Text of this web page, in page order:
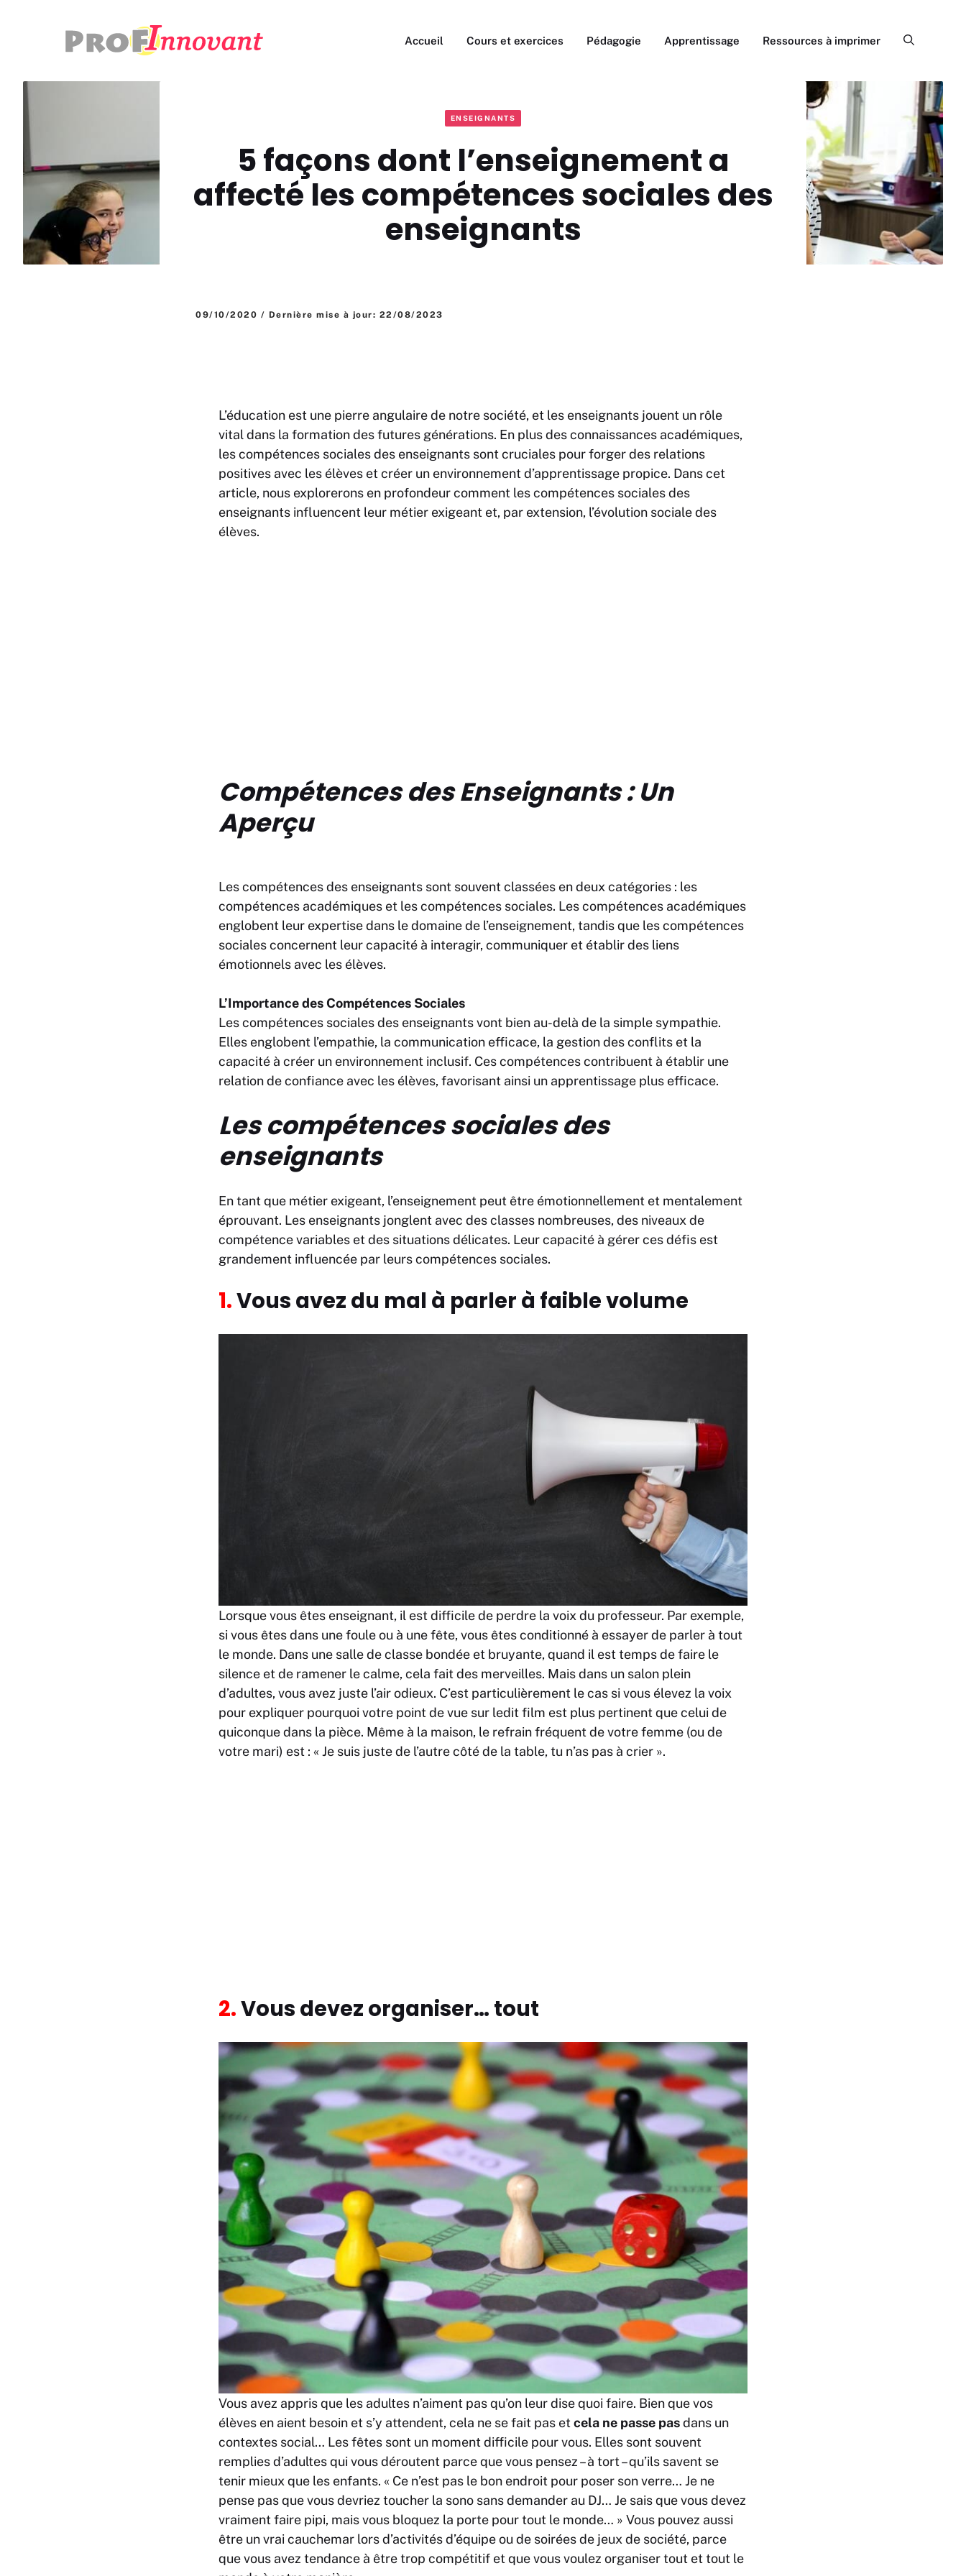
Accueil Cours et exercices Pédagogie Apprentissage Ressources à imprimer
ENSEIGNANTS
5 façons dont l’enseignement a
affecté les compétences sociales des
enseignants
09/10/2020 / Dernière mise à jour: 22/08/2023
L’éducation est une pierre angulaire de notre société, et les enseignants jouent un rôle
vital dans la formation des futures générations. En plus des connaissances académiques,
les compétences sociales des enseignants sont cruciales pour forger des relations
positives avec les élèves et créer un environnement d’apprentissage propice. Dans cet
article, nous explorerons en profondeur comment les compétences sociales des
enseignants influencent leur métier exigeant et, par extension, l’évolution sociale des
élèves.
Compétences des Enseignants : Un
Aperçu
Les compétences des enseignants sont souvent classées en deux catégories : les
compétences académiques et les compétences sociales. Les compétences académiques
englobent leur expertise dans le domaine de l’enseignement, tandis que les compétences
sociales concernent leur capacité à interagir, communiquer et établir des liens
émotionnels avec les élèves.
L’Importance des Compétences Sociales
Les compétences sociales des enseignants vont bien au-delà de la simple sympathie.
Elles englobent l’empathie, la communication efficace, la gestion des conflits et la
capacité à créer un environnement inclusif. Ces compétences contribuent à établir une
relation de confiance avec les élèves, favorisant ainsi un apprentissage plus efficace.
Les compétences sociales des
enseignants
En tant que métier exigeant, l’enseignement peut être émotionnellement et mentalement
éprouvant. Les enseignants jonglent avec des classes nombreuses, des niveaux de
compétence variables et des situations délicates. Leur capacité à gérer ces défis est
grandement influencée par leurs compétences sociales.
1.Vous avez du mal à parler à faible volume
Lorsque vous êtes enseignant, il est difficile de perdre la voix du professeur. Par exemple,
si vous êtes dans une foule ou à une fête, vous êtes conditionné à essayer de parler à tout
le monde. Dans une salle de classe bondée et bruyante, quand il est temps de faire le
silence et de ramener le calme, cela fait des merveilles. Mais dans un salon plein
d’adultes, vous avez juste l’air odieux. C’est particulièrement le cas si vous élevez la voix
pour expliquer pourquoi votre point de vue sur ledit film est plus pertinent que celui de
quiconque dans la pièce. Même à la maison, le refrain fréquent de votre femme (ou de
votre mari) est : « Je suis juste de l’autre côté de la table, tu n’as pas à crier ».
2.Vous devez organiser… tout
Vous avez appris que les adultes n’aiment pas qu’on leur dise quoi faire. Bien que vos
élèves en aient besoin et s’y attendent, cela ne se fait pas etcela ne passe pasdans un
contextes social… Les fêtes sont un moment difficile pour vous. Elles sont souvent
remplies d’adultes qui vous déroutent parce que vous pensez – à tort – qu’ils savent se
tenir mieux que les enfants. « Ce n’est pas le bon endroit pour poser son verre… Je ne
pense pas que vous devriez toucher la sono sans demander au DJ… Je sais que vous devez
vraiment faire pipi, mais vous bloquez la porte pour tout le monde… » Vous pouvez aussi
être un vrai cauchemar lors d’activités d’équipe ou de soirées de jeux de société, parce
que vous avez tendance à être trop compétitif et que vous voulez organiser tout et tout le